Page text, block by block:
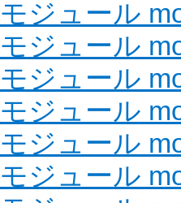
ジュール
ジュール
ジュール
ジュール
ジュール
ジュール